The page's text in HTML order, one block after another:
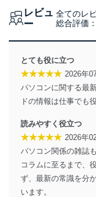
当社は、個人情
得・利用・提供
供・開示は行い
みを確実にする
ます。また、目
法令遵守
当社は、個人情
その他の規範を
に、これらの法
す。
レビュ
ー
総合評価：
全てのレ
とても役に立つ
★★★★★ 2026年
パソコンに関する最
ドの情報は仕事でも
読みやすく役立つ
★★★★★ 2026年
パソコン関係の雑誌
コラムに至るまで、
ず、最新の常識を分
います。